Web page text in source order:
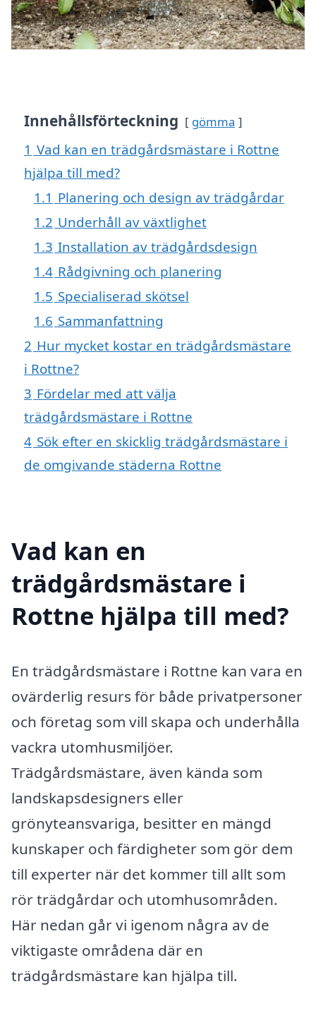
Innehållsförteckning gömma
1 Vad kan en trädgårdsmästare i Rottne
hjälpa till med?
1.1 Planering och design av trädgårdar
1.2 Underhåll av växtlighet
1.3 Installation av trädgårdsdesign
1.4 Rådgivning och planering
1.5 Specialiserad skötsel
1.6 Sammanfattning
2 Hur mycket kostar en trädgårdsmästare
i Rottne?
3 Fördelar med att välja
trädgårdsmästare i Rottne
4 Sök efter en skicklig trädgårdsmästare i
de omgivande städerna Rottne
Vad kan en
trädgårdsmästare i
Rottne hjälpa till med?
En trädgårdsmästare i Rottne kan vara en
ovärderlig resurs för både privatpersoner
och företag som vill skapa och underhålla
vackra utomhusmiljöer.
Trädgårdsmästare, även kända som
landskapsdesigners eller
grönyteansvariga, besitter en mängd
kunskaper och färdigheter som gör dem
till experter när det kommer till allt som
rör trädgårdar och utomhusområden.
Här nedan går vi igenom några av de
viktigaste områdena där en
trädgårdsmästare kan hjälpa till.